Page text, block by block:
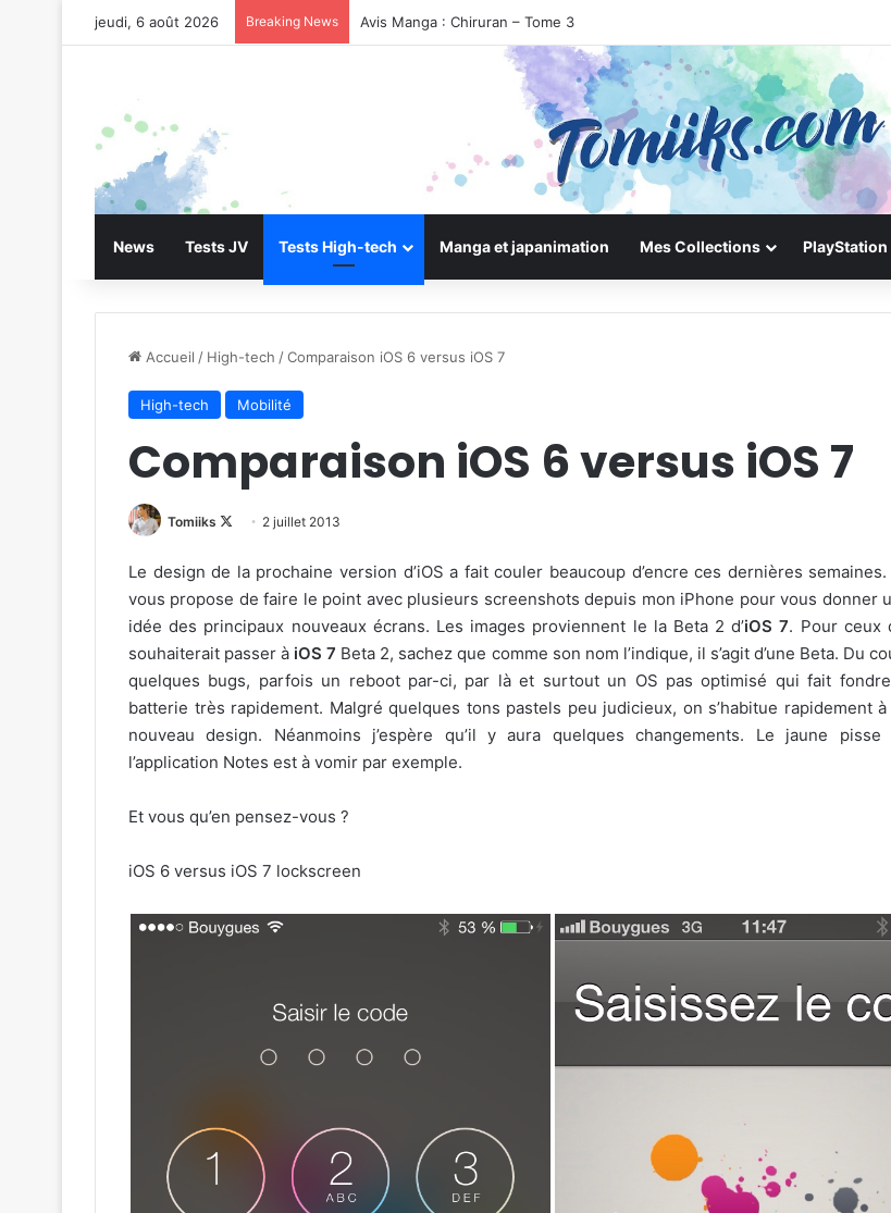
jeudi, 6 août 2026 Breaking News Avis Manga : Chiruran – Tome 3
News Tests JV Tests High-tech Manga et japanimation Mes Collections
Accueil / High-tech /Comparaison iOS 6 versus iOS 7
High-tech Mobilité
Comparaison iOS 6 versus iOS 7
Tomiiks
Follow2 juillet 2013
Le design de la prochaine version d’iOS a fait couler beaucoup d’encre ces dernières semaines.
vous propose de faire le point avec plusieurs screenshots depuis mon iPhone pour vous donner
idée des principaux nouveaux écrans. Les images proviennent le la Beta 2 d’iOS 7. Pour ceux
souhaiterait passer à iOS 7 Beta 2, sachez que comme son nom l’indique, il s’agit d’une Beta. Du
quelques bugs, parfois un reboot par-ci, par là et surtout un OS pas optimisé qui fait
batterie très rapidement. Malgré quelques tons pastels peu judicieux, on s’habitue rapidement à
nouveau design. Néanmoins j’espère qu’il y aura quelques changements. Le jaune pisse
l’application Notes est à vomir par exemple.
Et vous qu’en pensez-vous ?
iOS 6 versus iOS 7 lockscreen